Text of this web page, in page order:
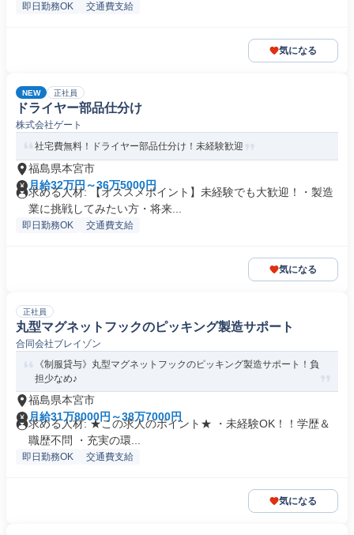
即日勤務OK 交通費支給
気になる
NEW 正社員
ドライヤー部品仕分け
株式会社ゲート
社宅費無料！ドライヤー部品仕分け！未経験歓迎
福島県本宮市
月給32万円～36万5000円
求める人材: 【オススメポイント】未経験でも大歓迎！・製造
業に挑戦してみたい方・将来...
即日勤務OK 交通費支給
気になる
正社員
丸型マグネットフックのピッキング製造サポート
合同会社ブレイゾン
《制服貸与》丸型マグネットフックのピッキング製造サポート！負
担少なめ♪
福島県本宮市
月給31万8000円～38万7000円
求める人材: ★この求人のポイント★ ・未経験OK！！学歴＆
職歴不問 ・充実の環...
即日勤務OK 交通費支給
気になる